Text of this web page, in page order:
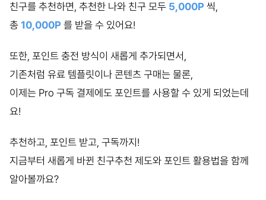
친구를 추천하면, 추천한 나와 친구 모두 5,000P 씩,
총 10,000P 를 받을 수 있어요!
또한, 포인트 충전 방식이 새롭게 추가되면서,
기존처럼 유료 템플릿이나 콘텐츠 구매는 물론,
이제는 Pro 구독 결제에도 포인트를 사용할 수 있게 되었는데
요!
추천하고, 포인트 받고, 구독까지!
지금부터 새롭게 바뀐 친구추천 제도와 포인트 활용법을 함께
알아볼까요?